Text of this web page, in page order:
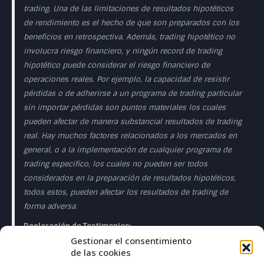
Gestionar el consentimiento
de las cookies
trading. Una de las limitaciones de resultados hipotéticos
de rendimiento es el hecho de que son preparados con los
beneficios en retrospectiva. Además, trading hipotético no
involucra riesgo financiero, y ningún record de trading
hipotético puede considerar el riesgo financiero de
operaciones reales. Por ejemplo, la capacidad de resistir
pérdidas o de adherirse a un programa de trading particular
sin importar pérdidas son puntos materiales los cuales
pueden afectar de manera substancial resultados de trading
real. Hay muchos factores relacionados a los mercados en
general, o a la implementación de cualquier programa de
trading especifico, los cuales no pueden ser todos
considerados en la preparación de resultados hipotéticos,
todos estos, pueden afectar los resultados de trading de
forma adversa.
Declaración de Testimonios:
Los testimonios que aparecen en esta página web pueden